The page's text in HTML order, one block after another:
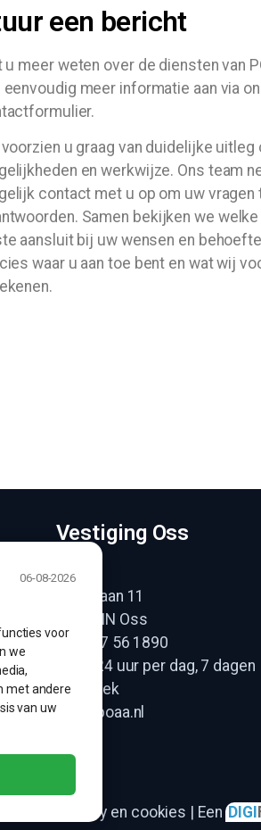
06-08-2026
voor
we
met andere
van uw
een bericht
u meer weten over de diensten van
eenvoudig meer informatie aan via
u graag van duidelijke uitleg
en werkwijze. Ons team
contact met u op om uw vragen
Samen bekijken we
aansluit bij uw wensen en
waar u aan toe bent en wat wij
Vestiging Oss
POAA
Heidelaan 11
5342 HN Oss
06 – 57 56 1890
24/7: 24 uur per dag, 7 dagen
per week
info@poaa.nl
Privacy en cookies | EenDIGI